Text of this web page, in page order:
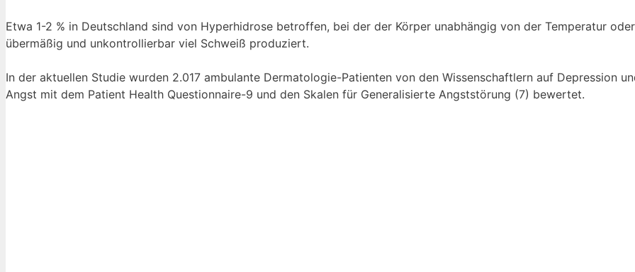
Etwa 1-2 % in Deutschland sind von Hyperhidrose betroffen, bei der der Körper unabhängig von der Temperatur
übermäßig und unkontrollierbar viel Schweiß produziert.
In der aktuellen Studie wurden 2.017 ambulante Dermatologie-Patienten von den Wissenschaftlern auf Depression
Angst mit dem Patient Health Questionnaire-9 und den Skalen für Generalisierte Angststörung (7) bewertet.